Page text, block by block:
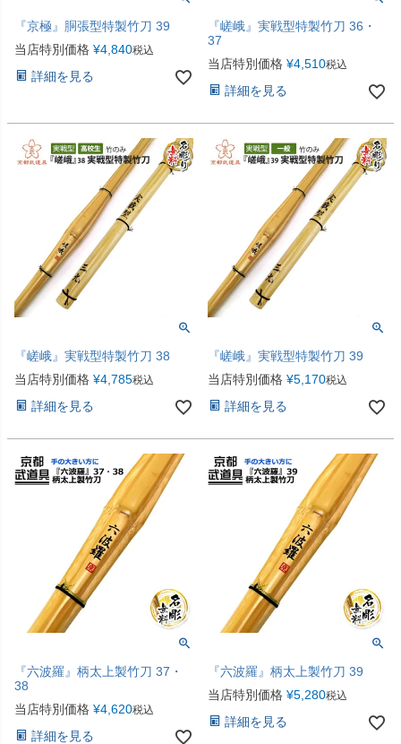
『京極』胴張型特製竹刀 39
当店特別価格 ¥4,840税込
詳細を見る
『嵯峨』実戦型特製竹刀 36・
37
当店特別価格 ¥4,510税込
詳細を見る
『嵯峨』実戦型特製竹刀 38
当店特別価格 ¥4,785税込
詳細を見る
『嵯峨』実戦型特製竹刀 39
当店特別価格 ¥5,170税込
詳細を見る
『六波羅』柄太上製竹刀 37・
38
当店特別価格 ¥4,620税込
詳細を見る
『六波羅』柄太上製竹刀 39
当店特別価格 ¥5,280税込
詳細を見る